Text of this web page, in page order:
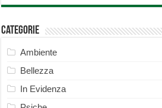
Categorie
Ambiente
Bellezza
In Evidenza